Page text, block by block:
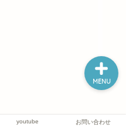
youtube お問い合わせ
MENU